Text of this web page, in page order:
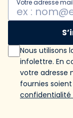
Votre adresse mail
Nous utilisons
infolettre. En
votre adresse
fournies
confidentialité